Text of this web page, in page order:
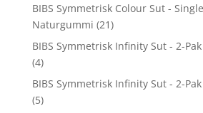
BIBS Symmetrisk Colour Sut -
Naturgummi (21)
BIBS Symmetrisk Infinity Sut - 2-
(4)
BIBS Symmetrisk Infinity Sut - 2-
(5)